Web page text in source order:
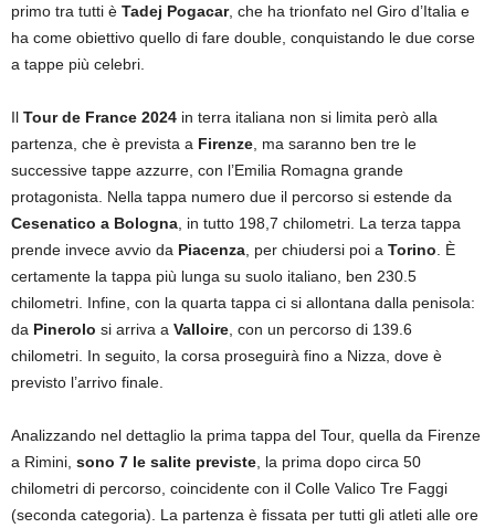
primo tra tutti è Tadej Pogacar, che ha trionfato nel Giro d’Italia e
ha come obiettivo quello di fare double, conquistando le due corse
a tappe più celebri.
Il Tour de France 2024 in terra italiana non si limita però alla
partenza, che è prevista a Firenze , ma saranno ben tre le
successive tappe azzurre, con l’Emilia Romagna grande
protagonista. Nella tappa numero due il percorso si estende da
Cesenatico a Bologna , in tutto 198,7 chilometri. La terza tappa
prende invece avvio da Piacenza , per chiudersi poi a Torino . È
certamente la tappa più lunga su suolo italiano, ben 230.5
chilometri. Infine, con la quarta tappa ci si allontana dalla penisola:
da Pinerolo si arriva a Valloire , con un percorso di 139.6
chilometri. In seguito, la corsa proseguirà fino a Nizza, dove è
previsto l’arrivo finale.
Analizzando nel dettaglio la prima tappa del Tour, quella da Firenze
a Rimini, sono 7 le salite previste , la prima dopo circa 50
chilometri di percorso, coincidente con il Colle Valico Tre Faggi
(seconda categoria). La partenza è fissata per tutti gli atleti alle ore